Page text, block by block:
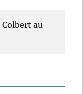
Colbert au